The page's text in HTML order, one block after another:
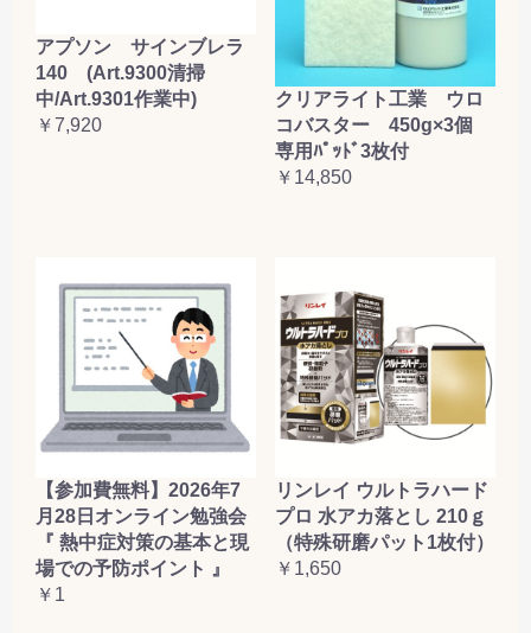
アプソン サインブレラ
140 (Art.9300清掃
中/Art.9301作業中)
￥7,920
クリアライト工業 ウロ
コバスター 450g×3個
専用ﾊﾟｯﾄﾞ3枚付
￥14,850
【参加費無料】2026年7
月28日オンライン勉強会
『 熱中症対策の基本と現
場での予防ポイント 』
￥1
リンレイ ウルトラハード
プロ 水アカ落とし 210ｇ
（特殊研磨パット1枚付）
￥1,650